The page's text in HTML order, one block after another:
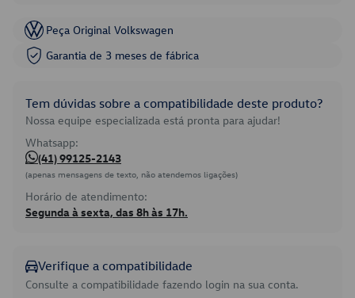
Peça Original Volkswagen
Garantia de 3 meses de fábrica
Tem dúvidas sobre a compatibilidade deste produto?
Nossa equipe especializada está pronta para ajudar!
Whatsapp:
(41) 99125-2143
(apenas mensagens de texto, não atendemos ligações)
Horário de atendimento:
Segunda à sexta, das 8h às 17h.
Verifique a compatibilidade
Consulte a compatibilidade fazendo login na sua conta.